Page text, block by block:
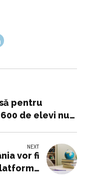
pentru
de elevi nu
NEXT
vor fi